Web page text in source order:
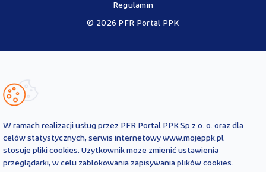
© 2026 PFR Portal PPK
Regulamin
Ustawy o PPK przez operatora - PFR Portal PPK sp. z o.o., spółkę
obowiązujących przepisów prawa i każdorazowo
powinny być interpretowane oraz stosowane z uwzględnieniem
aktualnie obowiązujących przepisów prawa. Treści te nie stanowią
porady prawnej, finansowej ani oficjalnej interpretacji
W ramach realizacji usług przez PFR Portal PPK Sp z o. o. oraz dla
celów statystycznych, serwis internetowy www.mojeppk.pl
stosuje pliki cookies. Użytkownik może zmienić ustawienia
przeglądarki, w celu zablokowania zapisywania plików cookies.